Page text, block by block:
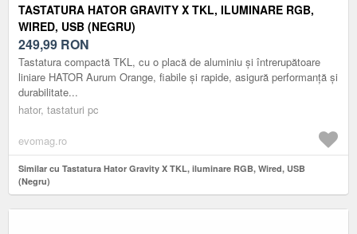
TASTATURA HATOR GRAVITY X TKL, ILUMINARE RGB,
WIRED, USB (NEGRU)
249,99 RON
Tastatura compactă TKL, cu o placă de aluminiu și întrerupătoare
liniare HATOR Aurum Orange, fiabile și rapide, asigură performanță și
durabilitate...
hator, tastaturi pc
evomag.ro
Similar cu Tastatura Hator Gravity X TKL, iluminare RGB, Wired, USB
(Negru)